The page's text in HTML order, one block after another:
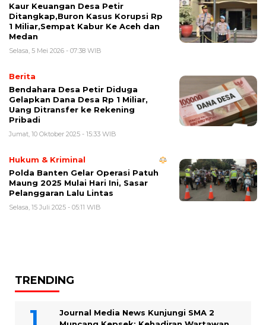
Kaur Keuangan Desa Petir
Ditangkap,Buron Kasus Korupsi Rp
1 Miliar,Sempat Kabur Ke Aceh dan
Medan
Selasa, 5 Mei 2026 - 07:38 WIB
Berita
Bendahara Desa Petir Diduga
Gelapkan Dana Desa Rp 1 Miliar,
Uang Ditransfer ke Rekening
Pribadi
Jumat, 10 Oktober 2025 - 15:33 WIB
Hukum & Kriminal
Polda Banten Gelar Operasi Patuh
Maung 2025 Mulai Hari Ini, Sasar
Pelanggaran Lalu Lintas
Selasa, 15 Juli 2025 - 05:11 WIB
TRENDING
Journal Media News Kunjungi SMA 2